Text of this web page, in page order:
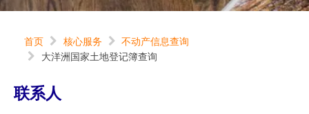
首页 核心服务
不动产信息查询
大洋洲国家土地登记簿查询
联系人